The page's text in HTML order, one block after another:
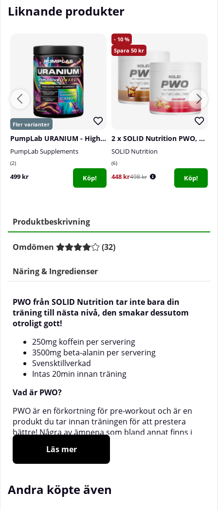
Liknande produkter
PumpLab URANIUM - High Dose PWO, 550 g
PumpLab Supplements
2
499 kr Köp!
10
50
2 x SOLID Nutrition PWO, 230 g
SOLID Nutrition
6
448 kr498 kr Köp!
Produktbeskrivning
Omdömen (32)
Näring & Ingredienser
PWO från SOLID Nutrition tar inte bara din
träning till nästa nivå, den smakar dessutom
otroligt gott!
250mg koffein per servering
3500mg beta-alanin per servering
Svensktillverkad
Intas 20min innan träning
Vad är PWO?
PWO är en förkortning för pre-workout och är en
produkt du tar innan träningen för att prestera
bättre! Några av ämnena som bland annat finns i
cutrullinmalat och arginin.
SOLID Nutrition PWO tas cirka 20 minuter innan
Läs mer
Andra köpte även